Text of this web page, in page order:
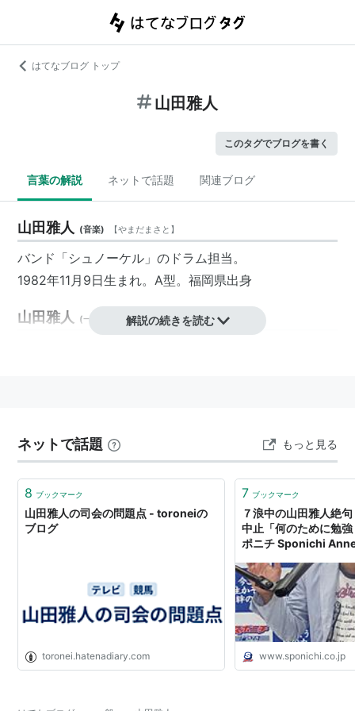
はてなブログ トップ
山田雅人
このタグでブログを書く
言葉の解説 ネットで話題 関連ブログ
山田雅人 (音楽) 【やまだまさと 】
バンド「シュノーケル」のドラム担当。
1982年11月9日生まれ。A型。福岡県出身
山田雅人 (一般 やまだまさと】
森脇健児と競演した「ざまぁKANKAN!」で関西地方で
は一世を風靡した。
主なテレビ番組
ざまぁKANKAN!（よみうりテレビ）
渡る世間は鬼ばかり（TBS）
ド短期ツメコミ教育!豪腕!コーチング!!「芸能人こそ東大
へ行け！」プロジェクト（テレビ東京）
DREAM競馬（東海テレビ）
解説の続きを読む
ネットで話題 もっと見る
8 ブックマーク
山田雅人の司会の問題点 - toroneiの
ブログ
toronei.hatenadiary.com
7 ブックマーク
７浪中の山田雅人絶
中止「何のために勉
ポニチ Sponichi
www.sponichi.co.jp